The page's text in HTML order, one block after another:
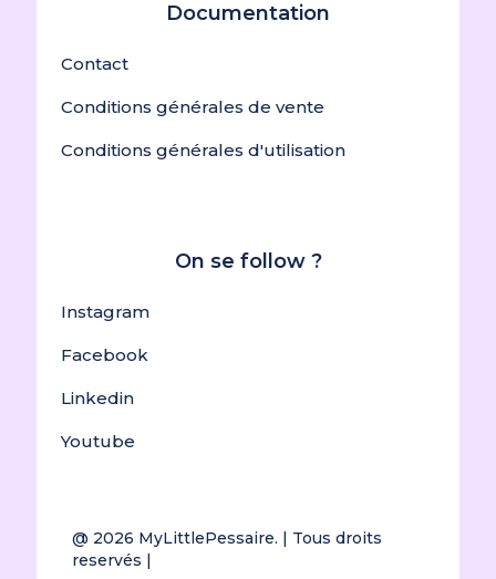
Documentation
Contact
Conditions générales de vente
Conditions générales d'utilisation
On se follow ?
Instagram
Facebook
Linkedin
Youtube
@ 2026 MyLittlePessaire. | Tous droits
reservés |